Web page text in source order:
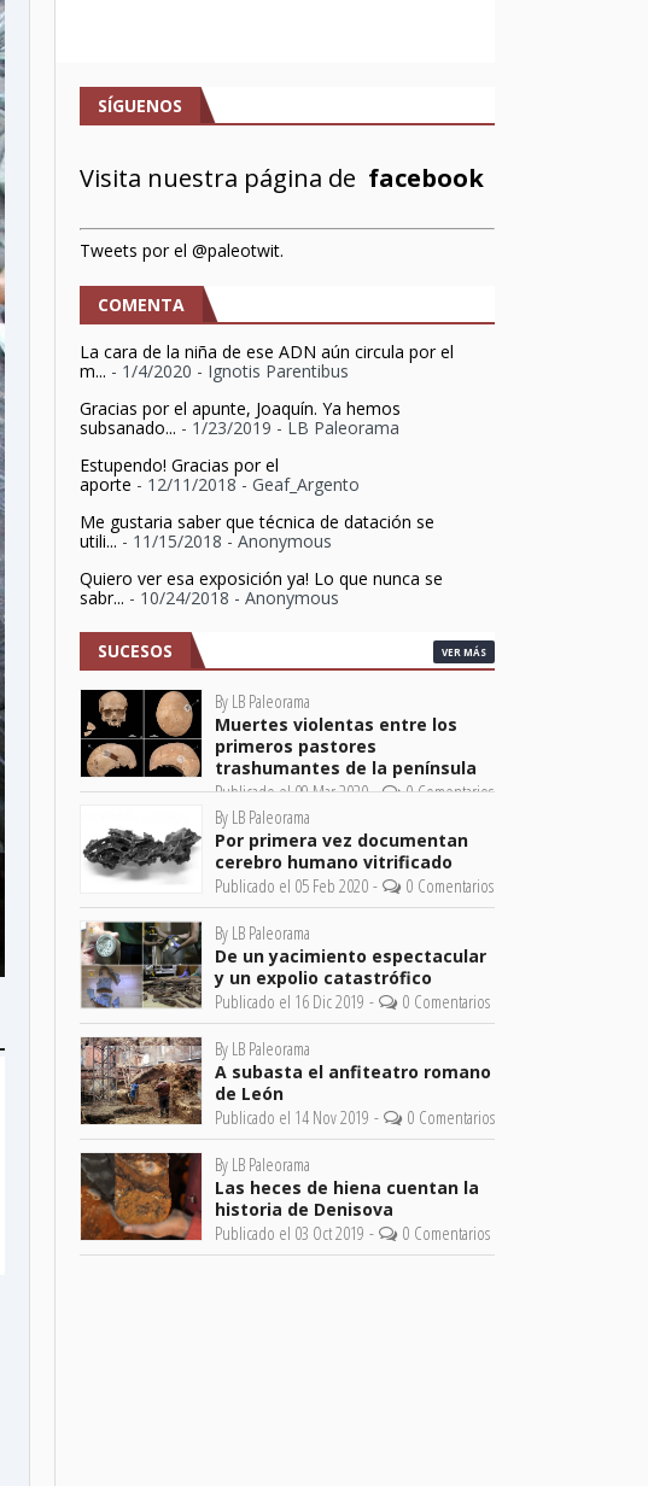
SÍGUENOS
Visita nuestra página de facebook
Tweets por el @paleotwit.
COMENTA
La cara de la niña de ese ADN aún circula por el
m... - 1/4/2020 - Ignotis Parentibus
Gracias por el apunte, Joaquín. Ya hemos
subsanado... - 1/23/2019 - LB Paleorama
Estupendo! Gracias por el
aporte - 12/11/2018- Geaf_Argento
Me gustaria saber que técnica de datación se
utili...- 11/15/2018 - Anonymous
Quiero ver esa exposición ya! Lo que nunca se
sabr... - 10/24/2018 - Anonymous
SUCESOS VER MÁS
By LB Paleorama
Muertes violentas entre los
primeros pastores
trashumantes de la península
Publicado el 09 Mar 2020 -
0 Comentarios
By LB Paleorama
Por primera vez documentan
cerebro humano vitrificado
Publicado el 05 Feb 2020 -
0 Comentarios
By LB Paleorama
De un yacimiento espectacular
y un expolio catastrófico
Publicado el 16 Dic 2019 -
0 Comentarios
By LB Paleorama
A subasta el anfiteatro romano
de León
Publicado el 14 Nov 2019 -
0 Comentarios
By LB Paleorama
Las heces de hiena cuentan la
historia de Denisova
Publicado el 03 Oct 2019 - 0 Comentarios